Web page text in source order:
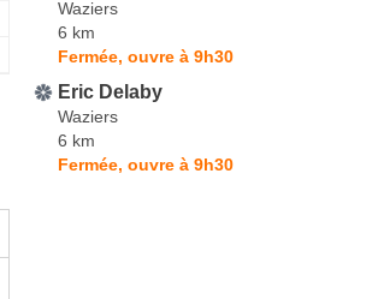
Waziers
6 km
Fermée, ouvre à 9h30
Eric Delaby
Waziers
6 km
Fermée, ouvre à 9h30